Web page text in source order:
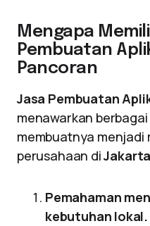
Mengapa
Pembuatan
Pancoran
Jasa Pembuatan
menawarkan
membuatnya
perusahaan di
Pemahaman
kebutuhan lokal.